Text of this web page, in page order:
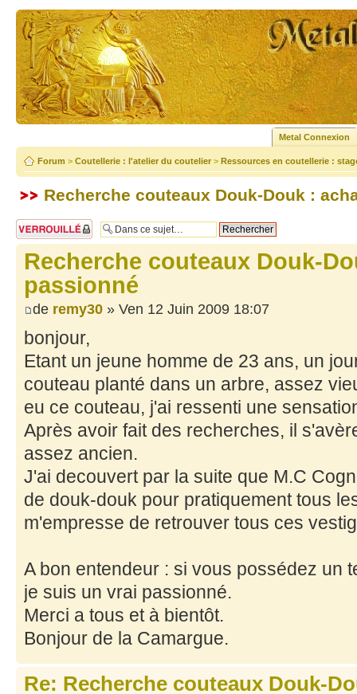
Metal Connexion
Forum > Coutellerie : l'atelier du coutelier > Ressources en coutellerie :
Recherche couteaux Douk-Douk :
Sujet verrouillé
Recherche couteaux Douk-
passionné
de remy30 » Ven 12 Juin 2009 18:07
bonjour,
Etant un jeune homme de 23 ans, un
couteau planté dans un arbre, assez
eu ce couteau, j'ai ressenti une
Après avoir fait des recherches, il
assez ancien.
J'ai decouvert par la suite que M.C
de douk-douk pour pratiquement tous
m'empresse de retrouver tous ces
A bon entendeur : si vous possédez un
je suis un vrai passionné.
Merci a tous et à bientôt.
Bonjour de la Camargue.
Re: Recherche couteaux Douk-